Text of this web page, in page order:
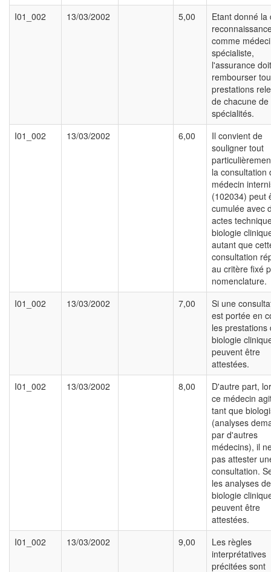
I01_002
13/03/2002 5,00
Etant donné la
comme
spécialiste,
l'assurance doit
rembourser
prestations
de chacune de
spécialités.
I01_002
13/03/2002 6,00
Il convient de
souligner tout
la consultation
médecin
(102034) peut
cumulée avec
actes
biologie
autant que
consultation
au critère fixé
nomenclature.
I01_002
13/03/2002 7,00
Si une
est portée en
les prestations
biologie
peuvent être
attestées.
I01_002
13/03/2002 8,00
D'autre part,
ce médecin
tant que
(analyses
par d'autres
médecins), il
pas attester
consultation.
les analyses de
biologie
peuvent être
attestées.
I01_002
13/03/2002 9,00
Les règles
interprétatives
précitées sont